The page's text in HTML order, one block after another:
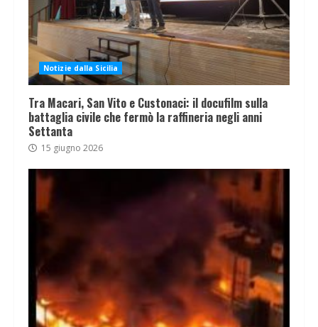
Notizie dalla Sicilia
Tra Macari, San Vito e Custonaci: il docufilm sulla
battaglia civile che fermò la raffineria negli anni
Settanta
15 giugno 2026